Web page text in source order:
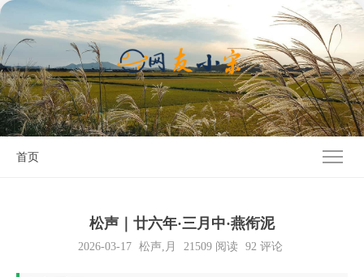
首页
松声｜廿六年·三月中·燕衔泥
2026-03-17 松声, 月 21509阅读 92 评论